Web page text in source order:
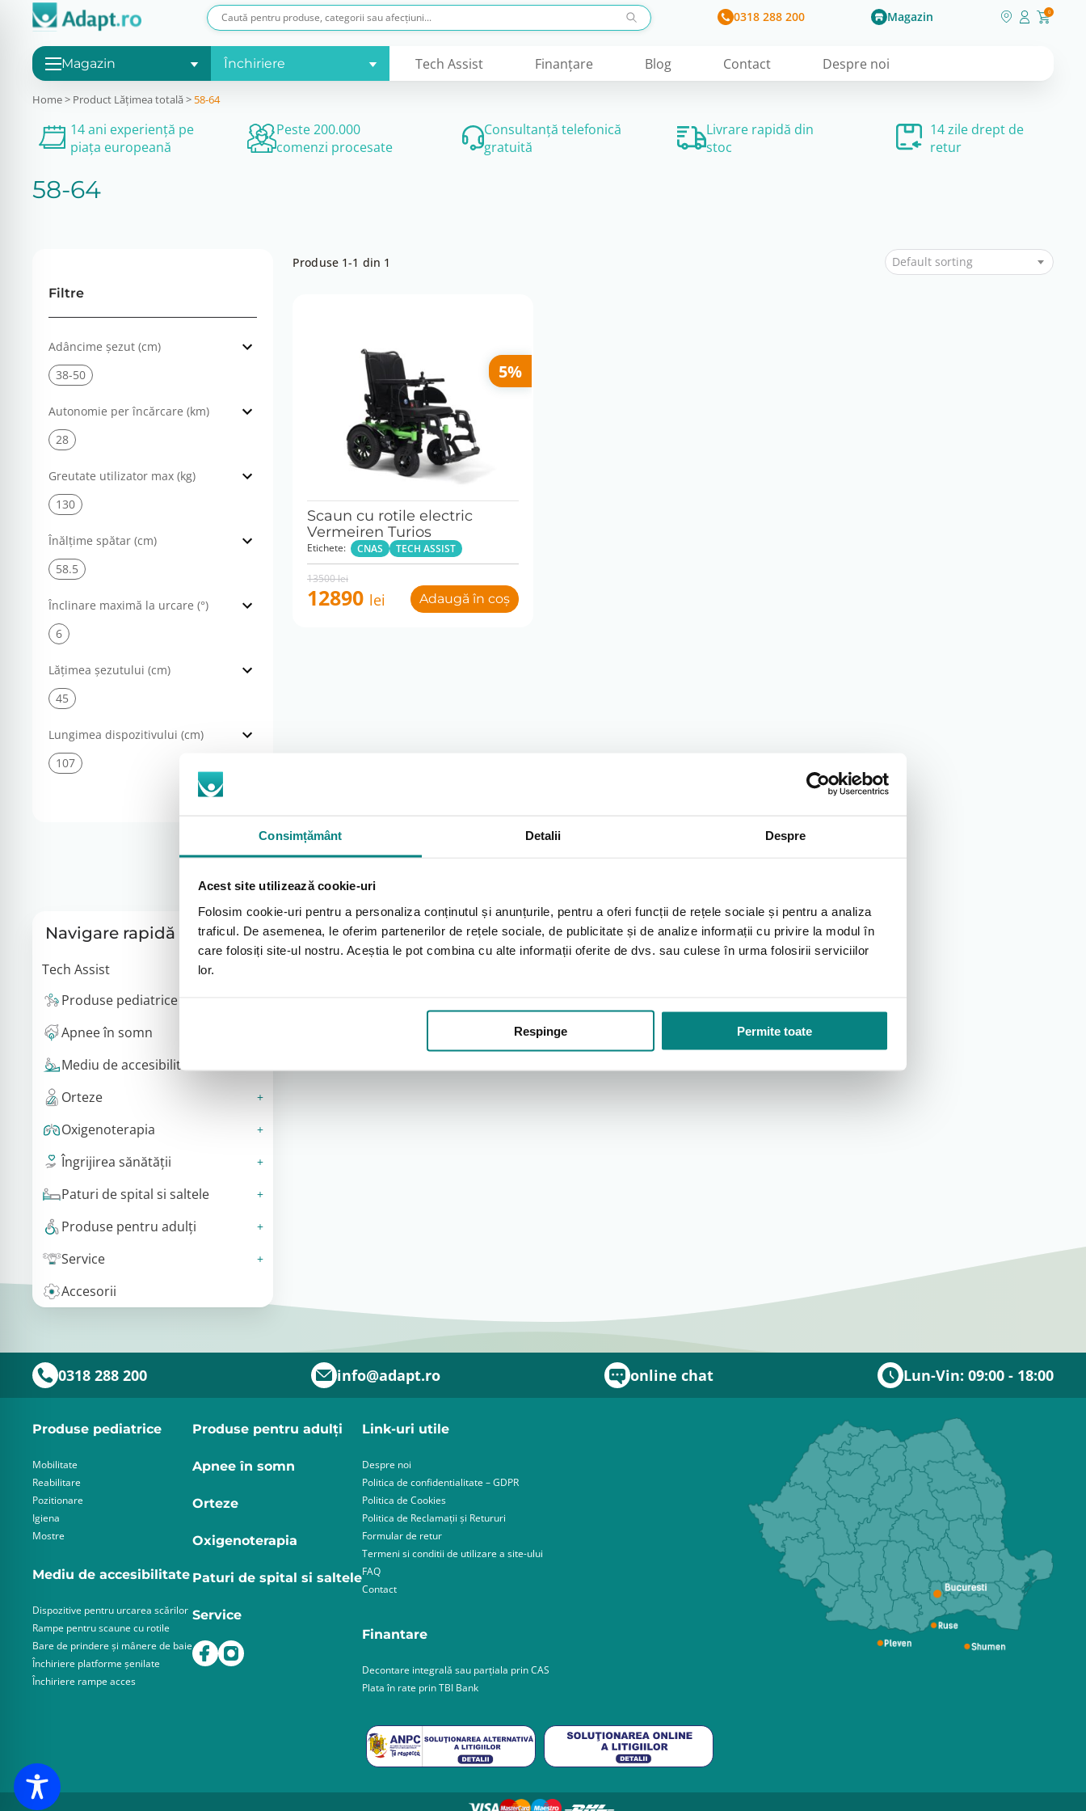
Consimțământ Detalii Despre
Acest site utilizează cookie-uri
Folosim cookie-uri pentru a personaliza conținutul și anunțurile, pentru a oferi funcții de rețele sociale și pentru a analiza
traficul. De asemenea, le oferim partenerilor de rețele sociale, de publicitate și de analize informații cu privire la modul în
care folosiți site-ul nostru. Aceștia le pot combina cu alte informații oferite de dvs. sau culese în urma folosirii serviciilor
lor.
Respinge Permite toate
0318 288 200 Magazin 0
Magazin Închiriere Tech Assist Finanţare Blog Contact Despre noi
Home> Product Lățimea totală > 58-64
14 ani experiență pe
piața europeană
Peste 200.000
comenzi procesate
Consultanță telefonică
gratuită
Livrare rapidă din
stoc
14 zile drept de
retur
58-64
Filtre
Adâncime șezut (cm)
38-50
Autonomie per încărcare (km)
28
Greutate utilizator max (kg)
130
Înălțime spătar (cm)
58.5
Înclinare maximă la urcare (°)
6
Lățimea șezutului (cm)
45
Lungimea dispozitivului (cm)
107
Navigare rapidă
Tech Assist
Produse pediatrice
Apnee în somn
Mediu de accesibilitate
Orteze
Oxigenoterapia
Îngrijirea sănătății
Paturi de spital si saltele
Produse pentru adulţi
Service
Accesorii
Produse 1-1 din 1 Default sorting
5%
Scaun cu rotile electric
Vermeiren Turios
Etichete: CNAS TECH ASSIST
13500lei
Original
price
was:
12890 lei
Current
price
is:
Adaugă în coș
0318 288 200 info@adapt.ro online chat Lun-Vin: 09:00 - 18:00
Produse pediatrice
Mobilitate
Reabilitare
Pozitionare
Igiena
Mostre
Mediu de accesibilitate
Dispozitive pentru urcarea scărilor
Rampe pentru scaune cu rotile
Bare de prindere și mânere de baie
Închiriere platforme șenilate
Închiriere rampe acces
Produse pentru adulţi
Apnee în somn
Orteze
Oxigenoterapia
Paturi de spital si saltele
Service
Link-uri utile
Despre noi
Politica de confidentialitate – GDPR
Politica de Cookies
Politica de Reclamații și Retururi
Formular de retur
Termeni si conditii de utilizare a site-ului
FAQ
Contact
Finantare
Decontare integrală sau parțiala prin CAS
Plata în rate prin TBI Bank